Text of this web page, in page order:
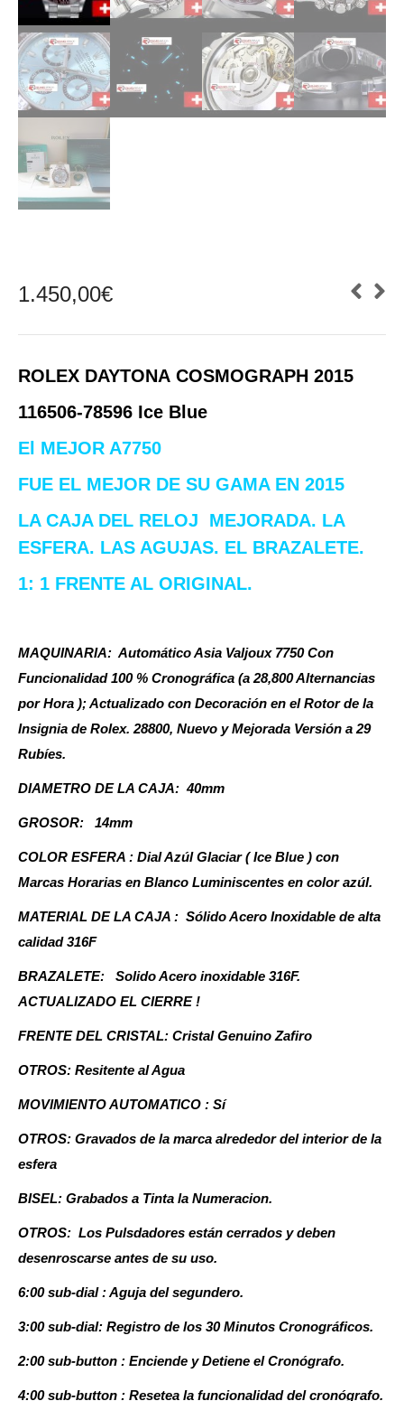
1.450,00€
ROLEX DAYTONA COSMOGRAPH 2015
116506-78596 Ice Blue
El MEJOR A7750
FUE EL MEJOR DE SU GAMA EN 2015
LA CAJA DEL RELOJ MEJORADA. LA
ESFERA. LAS AGUJAS. EL BRAZALETE.
1: 1 FRENTE AL ORIGINAL.
MAQUINARIA: Automático Asia Valjoux 7750 Con
Funcionalidad 100 % Cronográfica (a 28,800 Alternancias
por Hora ); Actualizado con Decoración en el Rotor de la
Insignia de Rolex. 28800, Nuevo y Mejorada Versión a 29
Rubíes.
DIAMETRO DE LA CAJA: 40mm
GROSOR: 14mm
COLOR ESFERA : Dial Azúl Glaciar ( Ice Blue ) con
Marcas Horarias en Blanco Luminiscentes en color azúl.
MATERIAL DE LA CAJA : Sólido Acero Inoxidable de alta
calidad 316F
BRAZALETE: Solido Acero inoxidable 316F.
ACTUALIZADO EL CIERRE !
FRENTE DEL CRISTAL: Cristal Genuino Zafiro
OTROS: Resitente al Agua
MOVIMIENTO AUTOMATICO : Sí
OTROS: Gravados de la marca alrededor del interior de la
esfera
BISEL: Grabados a Tinta la Numeracion.
OTROS: Los Pulsdadores están cerrados y deben
desenroscarse antes de su uso.
6:00 sub-dial : Aguja del segundero.
3:00 sub-dial: Registro de los 30 Minutos Cronográficos.
2:00 sub-button : Enciende y Detiene el Cronógrafo.
4:00 sub-button : Resetea la funcionalidad del cronógrafo.